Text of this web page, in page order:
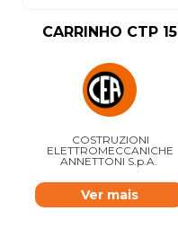
CARRINHO CTP 15
COSTRUZIONI
ELETTROMECCANICHE
ANNETTONI S.p.A.
Ver mais